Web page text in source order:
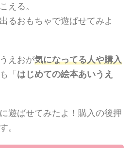
える。
るおもちゃで遊ばせてみよ
えおが気になってる人や購入
「はじめての絵本あいうえ
遊ばせてみたよ！購入の後押
。